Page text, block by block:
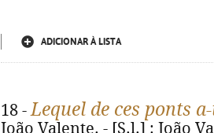
ADICIONAR À LISTA
18 -Lequel de ces ponts
João Valente. - [S.l.] : João